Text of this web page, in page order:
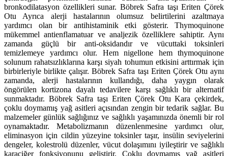
bronkodilatasyon özellikleri sunar. Böbrek Safra taşı Eriten Çörek
Otu Ayrıca alerji hastalarının olumsuz belirtilerini azaltmaya
yardımcı olan bir antihistaminik etki gösterir. Thymoquinone
mükemmel antienflamatuar ve analjezik özelliklere sahiptir. Aynı
zamanda güçlü bir anti-oksidandır ve vücuttaki toksinleri
temizlemeye yardımcı olur. Hem nigellone hem thymoquinone
solunum rahatsızlıklarına karşı siyah tohumun etkisini arttırmak için
birbirleriyle birlikte çalışır. Böbrek Safra taşı Eriten Çörek Otu aynı
zamanda, alerji hastalarının kullandığı, daha yaygın olarak
öngörülen kortizona dayalı tedavilere karşı sağlıklı bir alternatif
sunmaktadır. Böbrek Safra taşı Eriten Çörek Otu Kara çekirdek,
çoklu doymamış yağ asitleri açısından zengin bir tedarik sağlar. Bu
malzemeler günlük sağlığınız ve sağlıklı yaşamınızda önemli bir rol
oynamaktadır. Metabolizmanın düzenlenmesine yardımcı olur,
eliminasyon için cildin yüzeyine toksinler taşır, insülin seviyelerini
dengeler, kolestrolü düzenler, vücut dolaşımını iyileştirir ve sağlıklı
karaciğer fonksiyonunu geliştirir. Çoklu doymamış yağ asitleri